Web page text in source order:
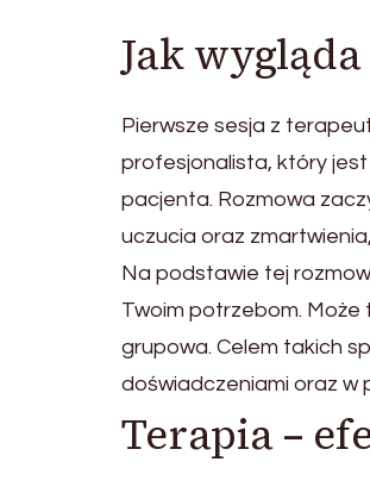
Jak
Pierwsze sesja z
profesjonalista, który
pacjenta. Rozmowa
uczucia oraz
Na podstawie tej
Twoim potrzebom.
grupowa. Celem takich
doświadczeniami oraz w
Terapia –